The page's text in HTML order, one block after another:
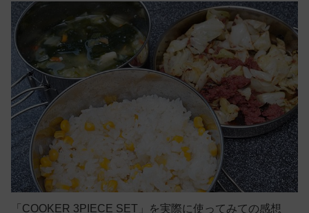
「COOKER 3PIECE SET」を実際に使ってみての感想